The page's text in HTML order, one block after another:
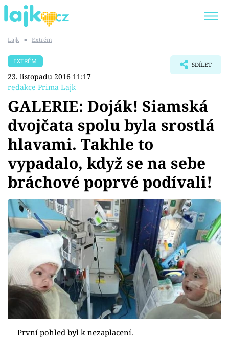
SHOPAHOLICADEL
Témata
Showbyznys
Youtubeři
Virály
Sex a vztahy
Sledujte prima+
Přihlášení
Lajk ■ Extrém
EXTRÉM
23. listopadu 2016 11:17
redakce Prima Lajk
SDÍLET
GALERIE: Doják! Siamská
dvojčata spolu byla srostlá
hlavami. Takhle to
vypadalo, když se na sebe
bráchové poprvé podívali!
První pohled byl k nezaplacení.